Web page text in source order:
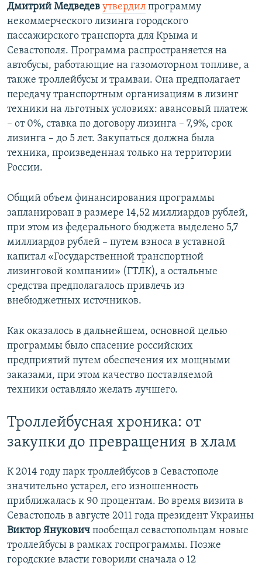
Дмитрий Медведев утвердил программу
некоммерческого лизинга городского
пассажирского транспорта для Крыма и
Севастополя. Программа распространяется на
автобусы, работающие на газомоторном топливе, а
также троллейбусы и трамваи. Она предполагает
передачу транспортным организациям в лизинг
техники на льготных условиях: авансовый платеж
– от 0%, ставка по договору лизинга – 7,9%, срок
лизинга – до 5 лет. Закупаться должна была
техника, произведенная только на территории
России.
Общий объем финансирования программы
запланирован в размере 14,52 миллиардов рублей,
при этом из федерального бюджета выделено 5,7
миллиардов рублей – путем взноса в уставной
капитал «Государственной транспортной
лизинговой компании» (ГТЛК), а остальные
средства предполагалось привлечь из
внебюджетных источников.
Как оказалось в дальнейшем, основной целью
программы было спасение российских
предприятий путем обеспечения их мощными
заказами, при этом качество поставляемой
техники оставляло желать лучшего.
Троллейбусная хроника: от
закупки до превращения в хлам
К 2014 году парк троллейбусов в Севастополе
значительно устарел, его изношенность
приближалась к 90 процентам. Во время визита в
Севастополь в августе 2011 года президент Украины
Виктор Янукович пообещал севастопольцам новые
троллейбусы в рамках госпрограммы. Позже
городские власти говорили сначала о 12